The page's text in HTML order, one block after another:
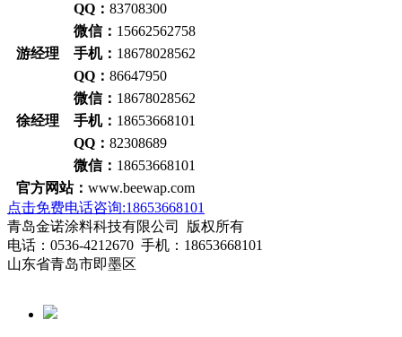
QQ： 83708300
微信： 15662562758
游经理 手机： 18678028562
QQ： 86647950
微信： 18678028562
徐经理 手机： 18653668101
QQ： 82308689
微信： 18653668101
官方网站： www.beewap.com
点击免费电话咨询:18653668101
青岛金诺涂料科技有限公司 版权所有
电话：0536-4212670 手机：18653668101
山东省青岛市即墨区